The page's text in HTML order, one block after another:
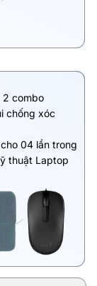
2 combo
chống xóc
04 lần trong
thuật Laptop